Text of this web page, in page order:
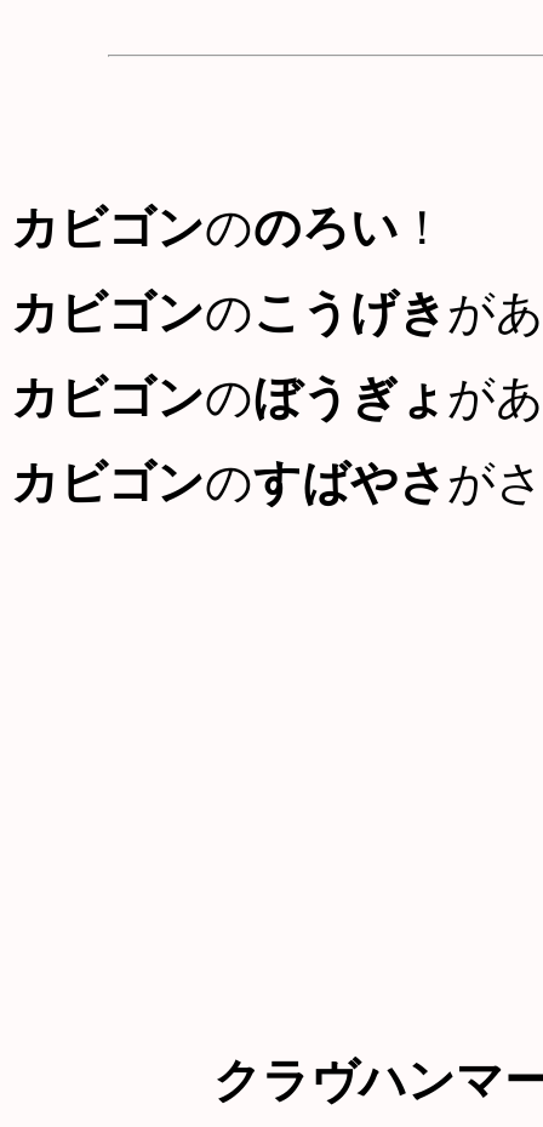
カビゴンののろい ！
カビゴンのこうげき が
カビゴンのぼうぎょ が
カビゴンのすばやさ が
クラヴハンマ